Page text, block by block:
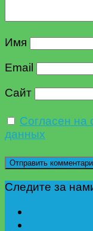
Имя
Email
Сайт
Согласен на
данных
Следите за